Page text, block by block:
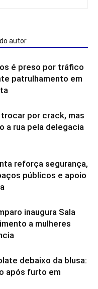
autor
é preso por tráfico
patrulhamento em
por crack, mas
a rua pela delegacia
reforça segurança,
públicos e apoio
inaugura Sala
a mulheres
debaixo da blusa:
após furto em